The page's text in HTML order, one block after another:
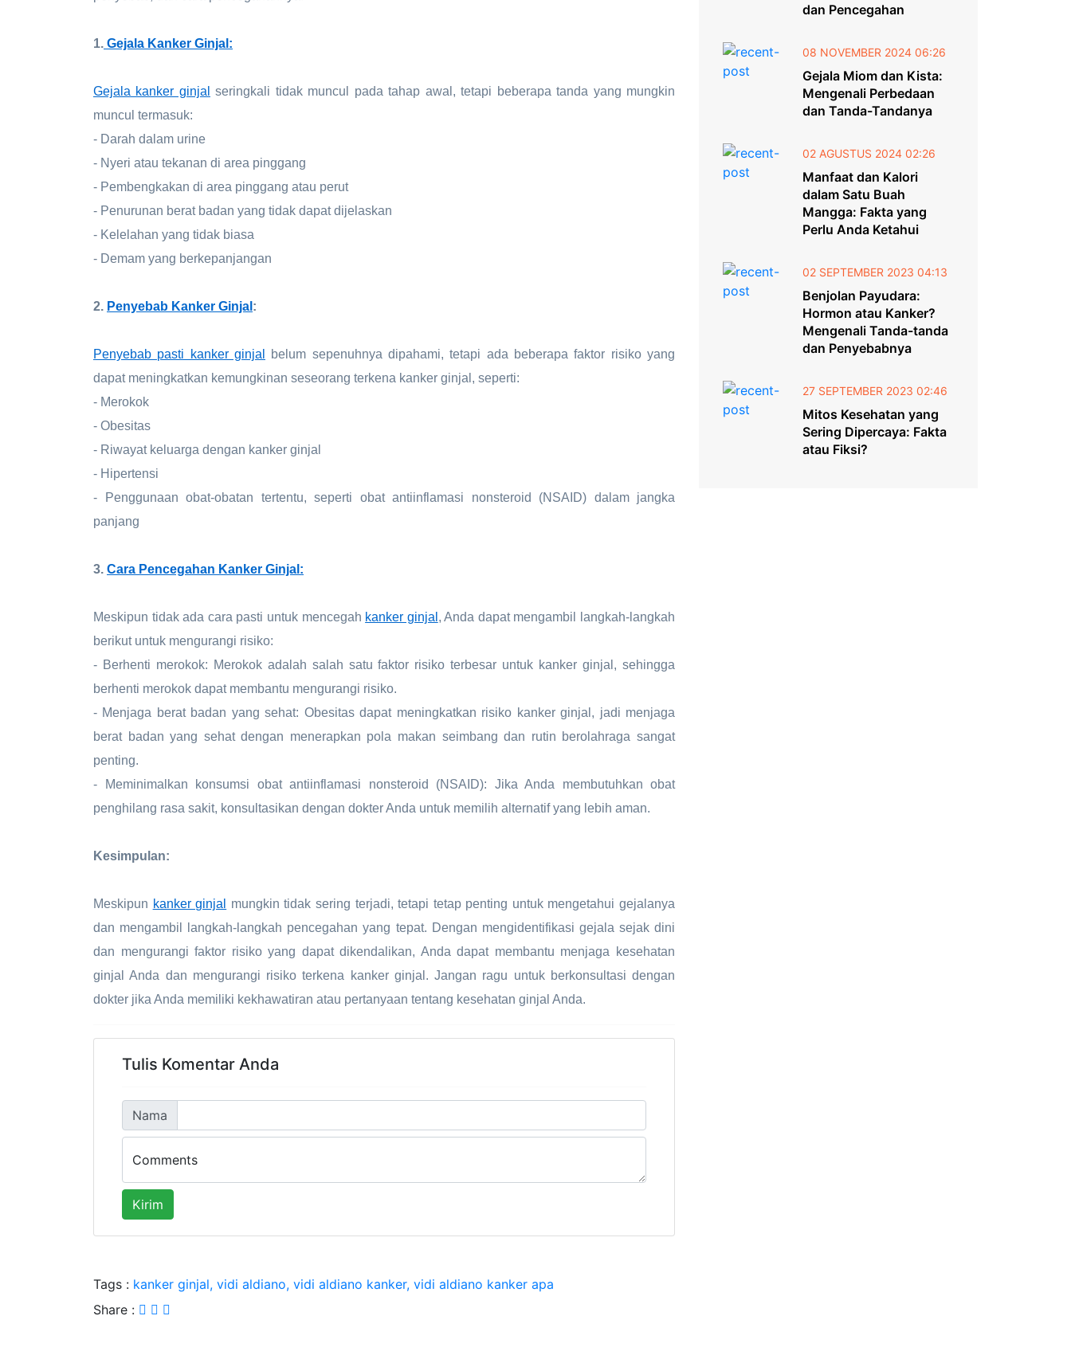
1. Gejala Kanker Ginjal:
Gejala kanker ginjal
seringkali tidak muncul pada tahap awal, tetapi beberapa tanda yang mungkin
muncul termasuk:
- Darah dalam urine
- Nyeri atau tekanan di area pinggang
- Pembengkakan di area pinggang atau perut
- Penurunan berat badan yang tidak dapat dijelaskan
- Kelelahan yang tidak biasa
- Demam yang berkepanjangan
2. Penyebab Kanker Ginjal :
Penyebab pasti kanker ginjal
belum sepenuhnya dipahami, tetapi ada beberapa faktor risiko yang
dapat meningkatkan kemungkinan seseorang terkena kanker ginjal, seperti:
- Merokok
- Obesitas
- Riwayat keluarga dengan kanker ginjal
- Hipertensi
- Penggunaan obat-obatan tertentu, seperti obat antiinflamasi nonsteroid (NSAID) dalam jangka
panjang
3. Cara Pencegahan Kanker Ginjal:
Meskipun tidak ada cara pasti untuk mencegah kanker ginjal , Anda dapat mengambil langkah-langkah
berikut untuk mengurangi risiko:
- Berhenti merokok: Merokok adalah salah satu faktor risiko terbesar untuk kanker ginjal, sehingga
berhenti merokok dapat membantu mengurangi risiko.
- Menjaga berat badan yang sehat: Obesitas dapat meningkatkan risiko kanker ginjal, jadi menjaga
berat badan yang sehat dengan menerapkan pola makan seimbang dan rutin berolahraga sangat
penting.
- Meminimalkan konsumsi obat antiinflamasi nonsteroid (NSAID): Jika Anda membutuhkan obat
penghilang rasa sakit, konsultasikan dengan dokter Anda untuk memilih alternatif yang lebih aman.
Kesimpulan:
Meskipun kanker ginjal
mungkin tidak sering terjadi, tetapi tetap penting untuk mengetahui gejalanya
dan mengambil langkah-langkah pencegahan yang tepat. Dengan mengidentifikasi gejala sejak dini
dan mengurangi faktor risiko yang dapat dikendalikan, Anda dapat membantu menjaga kesehatan
ginjal Anda dan mengurangi risiko terkena kanker ginjal. Jangan ragu untuk berkonsultasi dengan
dokter jika Anda memiliki kekhawatiran atau pertanyaan tentang kesehatan ginjal Anda.
Tulis Komentar Anda
Nama
Comments
Kirim
Tags : kanker ginjal, vidi aldiano, vidi aldiano kanker, vidi aldiano kanker apa
Share :
dan Pencegahan
08 NOVEMBER 2024 06:26
Gejala Miom dan Kista:
Mengenali Perbedaan
dan Tanda-Tandanya
02 AGUSTUS 2024 02:26
Manfaat dan Kalori
dalam Satu Buah
Mangga: Fakta yang
Perlu Anda Ketahui
02 SEPTEMBER 2023 04:13
Benjolan Payudara:
Hormon atau Kanker?
Mengenali Tanda-tanda
dan Penyebabnya
27 SEPTEMBER 2023 02:46
Mitos Kesehatan yang
Sering Dipercaya: Fakta
atau Fiksi?